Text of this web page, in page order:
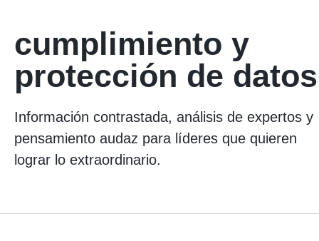
cumplimiento y
protección de datos
Información contrastada, análisis de expertos y
pensamiento audaz para líderes que quieren
lograr lo extraordinario.